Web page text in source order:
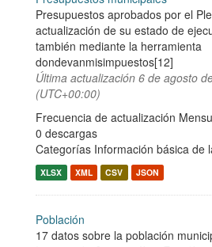
Presupuestos aprobados por el
actualización de su estado de
también mediante la herramienta
dondevanmisimpuestos[12]
Última actualización 6 de agosto
(UTC+00:00)
Frecuencia de actualización
0 descargas
Categorías Información básica de
XLSX XML CSV JSON
Población
17 datos sobre la población